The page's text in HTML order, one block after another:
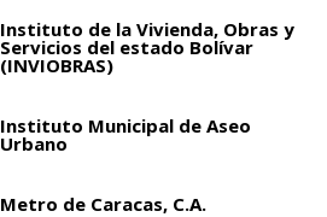
Instituto de la Vivienda, Obras y
Servicios del estado Bolívar
(INVIOBRAS)
Instituto Municipal de Aseo
Urbano
Metro de Caracas, C.A.